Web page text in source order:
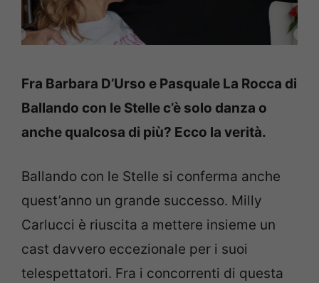
Fra Barbara D’Urso e Pasquale La Rocca di
Ballando con le Stelle c’è solo danza o
anche qualcosa di più? Ecco la verità.
Ballando con le Stelle si conferma anche
quest’anno un grande successo. Milly
Carlucci è riuscita a mettere insieme un
cast davvero eccezionale per i suoi
telespettatori. Fra i concorrenti di questa